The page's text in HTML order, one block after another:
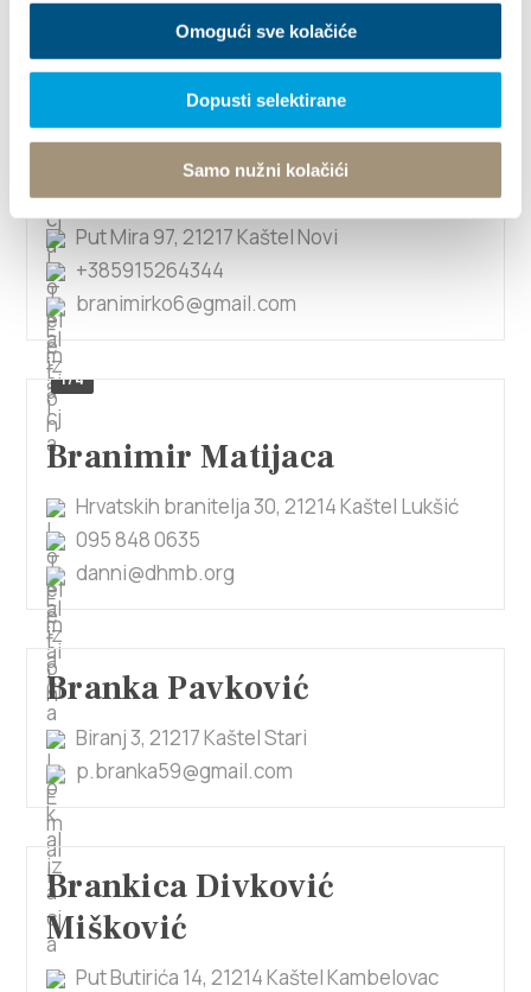
Omogući sve kolačiće
Dopusti selektirane
Samo nužni kolačići
Alojzija Stepinca 5, 21214 Kaštel Lukšić
mzarko2008@hotmail.com
Branimir Kopitović
Put Mira 97, 21217 Kaštel Novi
+385915264344
branimirko6@gmail.com
1/4
Branimir Matijaca
Hrvatskih branitelja 30, 21214 Kaštel Lukšić
095 848 0635
danni@dhmb.org
Branka Pavković
Biranj 3, 21217 Kaštel Stari
p.branka59@gmail.com
Brankica Divković
Mišković
Put Butirića 14, 21214 Kaštel Kambelovac